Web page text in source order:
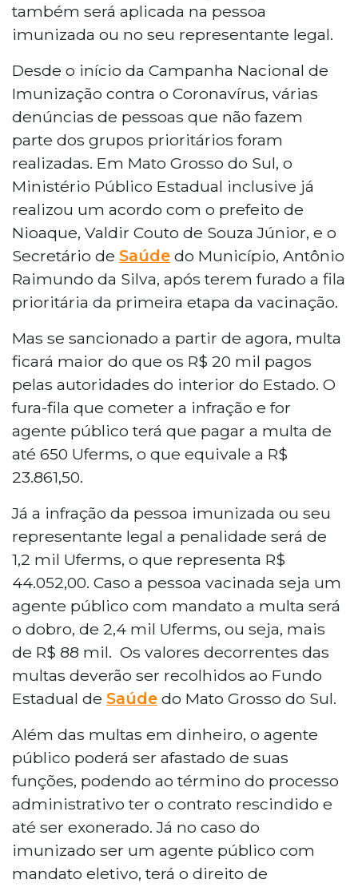
também será aplicada na pessoa
imunizada ou no seu representante legal.
Desde o início da Campanha Nacional de
Imunização contra o Coronavírus, várias
denúncias de pessoas que não fazem
parte dos grupos prioritários foram
realizadas. Em Mato Grosso do Sul, o
Ministério Público Estadual inclusive já
realizou um acordo com o prefeito de
Nioaque, Valdir Couto de Souza Júnior, e o
Secretário de Saúde do Município, Antônio
Raimundo da Silva, após terem furado a fila
prioritária da primeira etapa da vacinação.
Mas se sancionado a partir de agora, multa
ficará maior do que os R$ 20 mil pagos
pelas autoridades do interior do Estado. O
fura-fila que cometer a infração e for
agente público terá que pagar a multa de
até 650 Uferms, o que equivale a R$
23.861,50.
Já a infração da pessoa imunizada ou seu
representante legal a penalidade será de
1,2 mil Uferms, o que representa R$
44.052,00. Caso a pessoa vacinada seja um
agente público com mandato a multa será
o dobro, de 2,4 mil Uferms, ou seja, mais
de R$ 88 mil. Os valores decorrentes das
multas deverão ser recolhidos ao Fundo
Estadual de Saúde do Mato Grosso do Sul.
Além das multas em dinheiro, o agente
público poderá ser afastado de suas
funções, podendo ao término do processo
administrativo ter o contrato rescindido e
até ser exonerado. Já no caso do
imunizado ser um agente público com
mandato eletivo, terá o direito de